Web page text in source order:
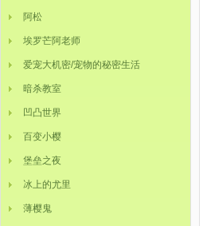
阿松
埃罗芒阿老师
爱宠大机密/宠物的秘密生活
暗杀教室
凹凸世界
百变小樱
堡垒之夜
冰上的尤里
薄樱鬼